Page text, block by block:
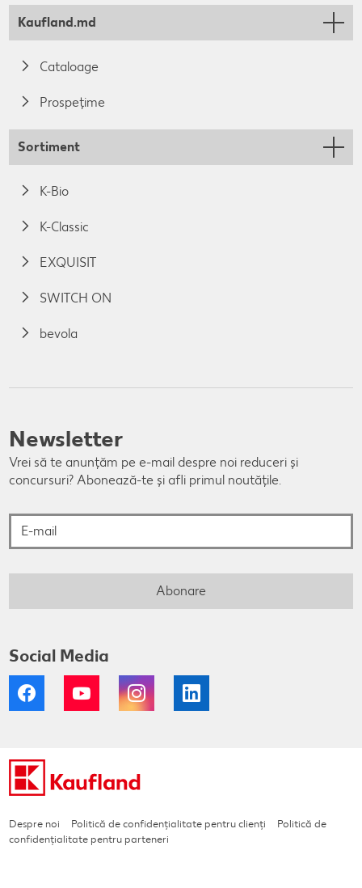
Kaufland.md
Cataloage
Prospețime
Sortiment
K-Bio
K-Classic
EXQUISIT
SWITCH ON
bevola
Newsletter
Vrei să te anunțăm pe e-mail despre noi reduceri și
concursuri? Abonează-te și afli primul noutățile.
Abonare
Social Media
Facebook YouTube Instagram
Despre noi Politică de confidențialitate pentru clienți
Politică de
confidențialitate pentru parteneri